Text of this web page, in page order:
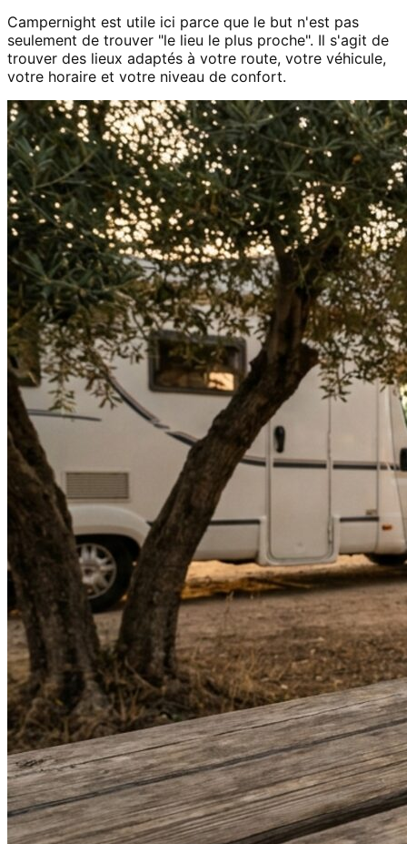
Campernight est utile ici parce que le but n'est pas
seulement de trouver "le lieu le plus proche". Il s'agit de
trouver des lieux adaptés à votre route, votre véhicule,
votre horaire et votre niveau de confort.